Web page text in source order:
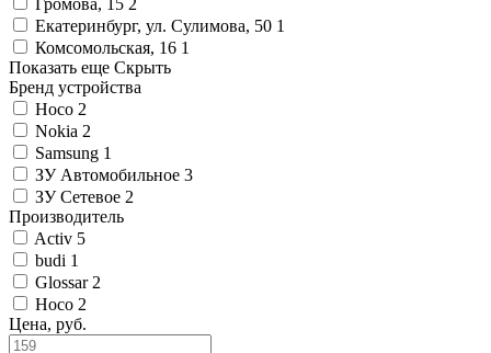
Екатеринбург, ул. Сулимова, 50 1
Комсомольская, 16 1
Показать еще Скрыть
Бренд устройства
Hoco 2
Nokia 2
Samsung 1
ЗУ Автомобильное 3
ЗУ Сетевое 2
Производитель
Activ 5
budi 1
Glossar 2
Hoco 2
Цена, руб.